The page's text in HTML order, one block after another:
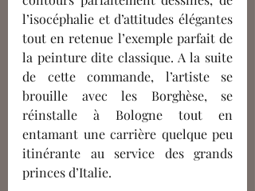
l’isocéphalie et d’attitudes élégantes
tout en retenue l’exemple parfait de
la peinture dite classique. A la suite
de cette commande, l’artiste se
brouille avec les Borghèse, se
réinstalle à Bologne tout en
entamant une carrière quelque peu
itinérante au service des grands
princes d’Italie.